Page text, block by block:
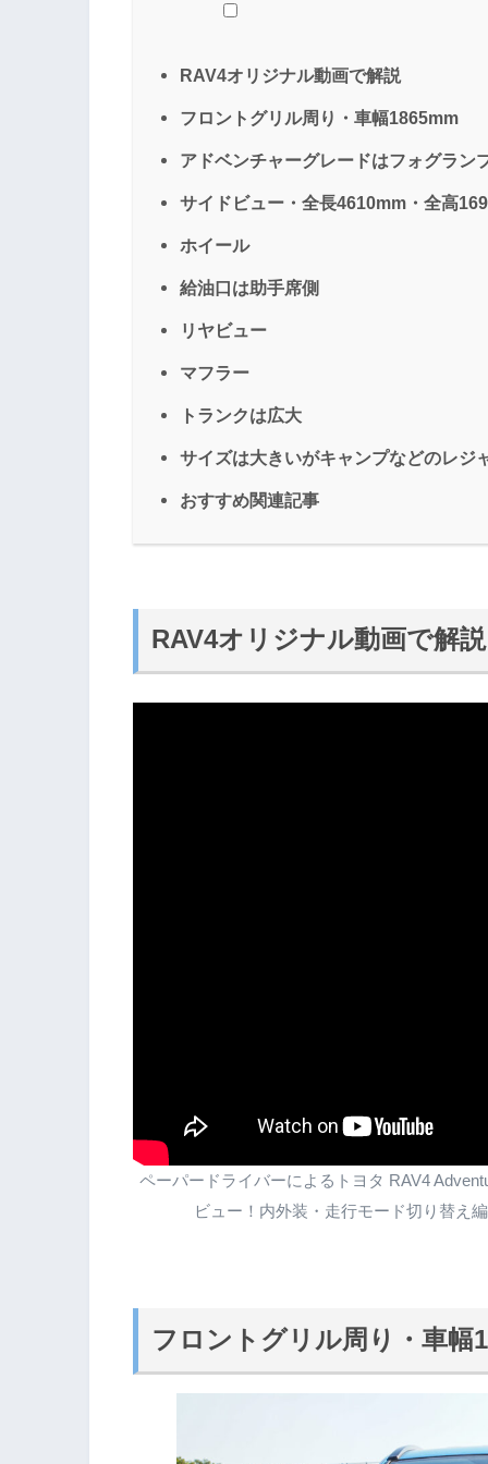
RAV4オリジナル動画で解説
フロントグリル周り・車幅1865mm
アドベンチャーグレードはフォグラン
サイドビュー・全長4610mm・全高
ホイール
給油口は助手席側
リヤビュー
マフラー
トランクは広大
サイズは大きいがキャンプなどのレジ
おすすめ関連記事
RAV4オリジナル動画で解説
ペーパードライバーによるトヨタ RAV4
ビュー！内外装・走行モード切り替え
フロントグリル周り・車幅